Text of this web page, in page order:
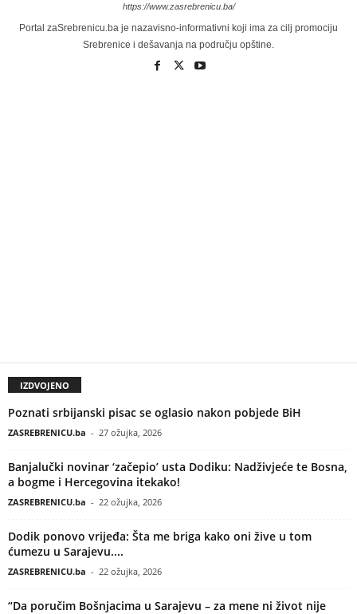
https://www.zasrebrenicu.ba/
Portal zaSrebrenicu.ba je nazavisno-informativni koji ima za cilj promociju
Srebrenice i dešavanja na području opštine.
IZDVOJENO
Poznati srbijanski pisac se oglasio nakon pobjede BiH
ZASREBRENICU.ba - 27 ožujka, 2026
Banjalučki novinar ‘začepio’ usta Dodiku: Nadživjeće te Bosna,
a bogme i Hercegovina itekako!
ZASREBRENICU.ba - 22 ožujka, 2026
Dodik ponovo vrijeđa: Šta me briga kako oni žive u tom
ćumezu u Sarajevu....
ZASREBRENICU.ba - 22 ožujka, 2026
“Da poručim Bošnjacima u Sarajevu – za mene ni život nije